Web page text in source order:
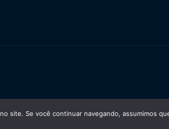
site. Se você continuar navegando, assumimos